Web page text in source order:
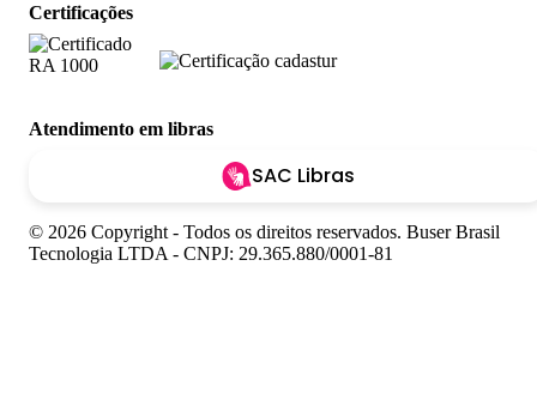
Certificações
Atendimento em libras
SAC Libras
© 2026 Copyright - Todos os direitos reservados. Buser Brasil
Tecnologia LTDA - CNPJ: 29.365.880/0001-81